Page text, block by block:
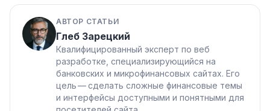
АВТОР СТАТЬИ
Глеб Зарецкий
Квалифицированный эксперт по веб
разработке, специализирующийся на
банковских и микрофинансовых сайтах. Его
цель — сделать сложные финансовые темы
и интерфейсы доступными и понятными для